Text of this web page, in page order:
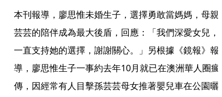
本刊報導，廖思惟未婚生子，選擇勇敢當媽媽，母親
芸芸的陪伴成為最大後盾，回應：「我們深愛女兒，
一直支持她的選擇，謝謝關心。」另根據《鏡報》報
導，廖思惟生子一事約去年10月就已在澳洲華人圈瘋
傳，因經常有人目擊孫芸芸母女推著嬰兒車在公園曬